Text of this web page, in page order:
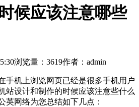
候应该注意哪些
浏览量：3619作者：admin
手机上浏览网页已经是很多手机用户
站设计和制作的时候应该注意些什么
英网络为您总结如下几点：